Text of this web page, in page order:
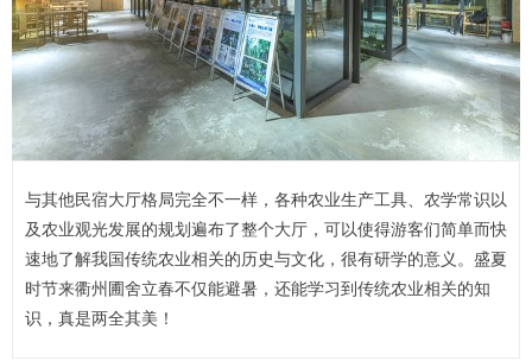
与其他民宿大厅格局完全不一样，各种农业生产工具、农学常识以
及农业观光发展的规划遍布了整个大厅，可以使得游客们简单而快
速地了解我国传统农业相关的历史与文化，很有研学的意义。盛夏
时节来衢州圃舍立春不仅能避暑，还能学习到传统农业相关的知
识，真是两全其美！